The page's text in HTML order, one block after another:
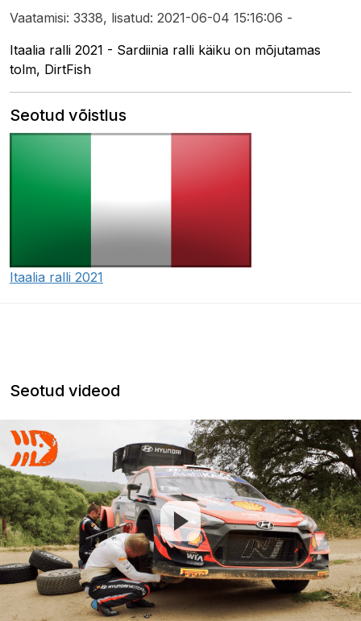
Vaatamisi: 3338, lisatud: 2021-06-04 15:16:06 -
Itaalia ralli 2021 - Sardiinia ralli käiku on mõjutamas
tolm, DirtFish
Seotud võistlus
Itaalia ralli 2021
Seotud videod